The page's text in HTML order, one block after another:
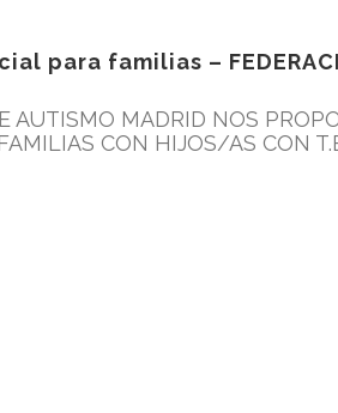
para familias –
AUTISMO MADRID NOS
CON HIJOS/AS CON